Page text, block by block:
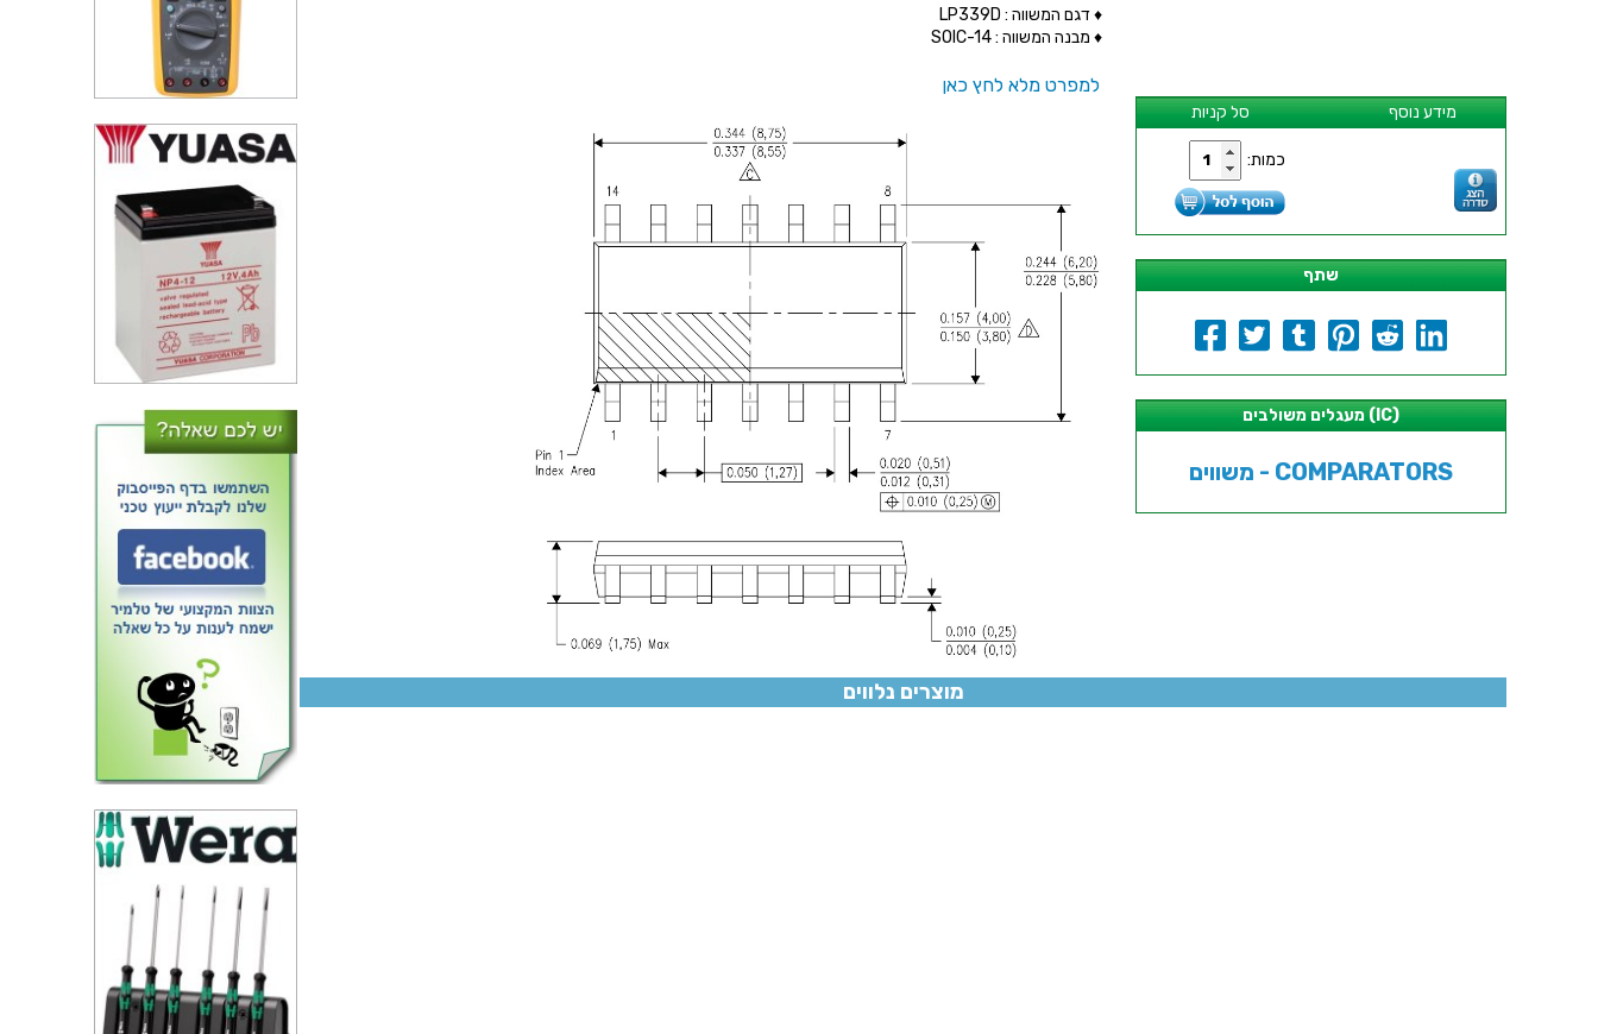
סל קניות מידע נוסף
כמות:
שתף
מעגלים משולבים (IC)
משווים - COMPARATORS
♦ דגם המשווה : LP339D
♦ מבנה המשווה : SOIC-14
למפרט מלא לחץ כאן
מוצרים נלווים